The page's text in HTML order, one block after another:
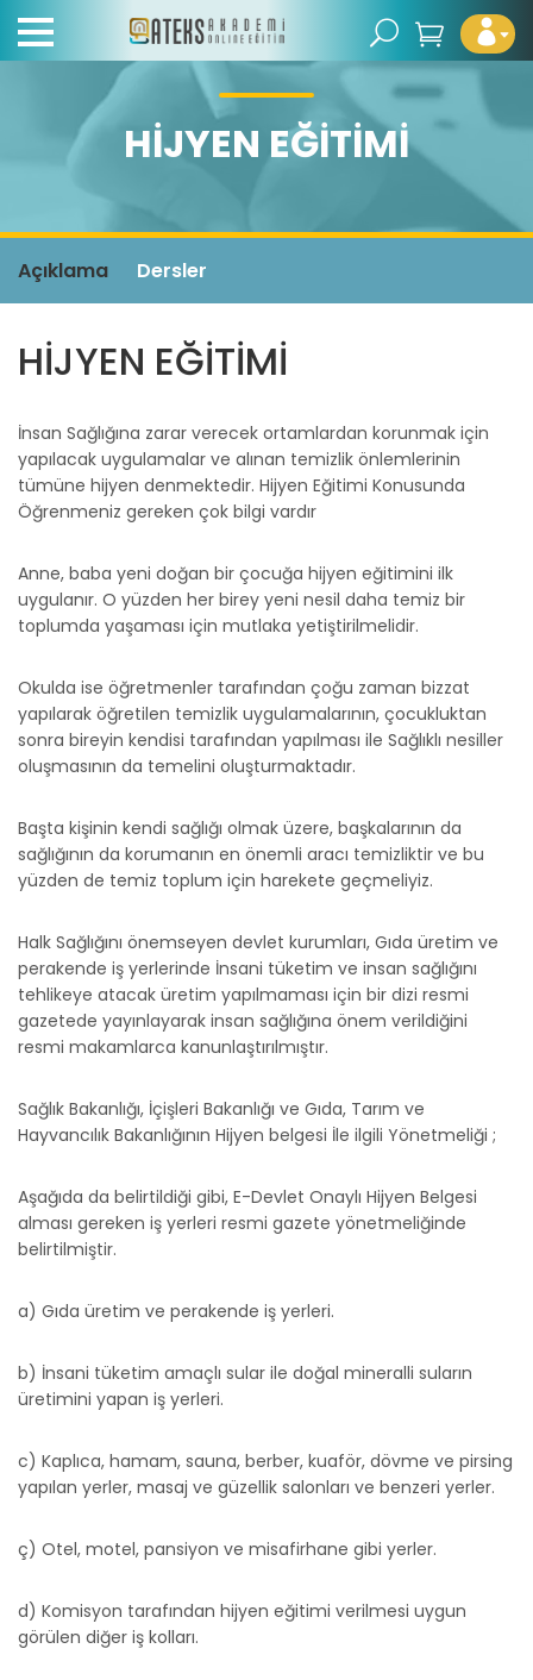
HİJYEN EĞİTİMİ
Açıklama Dersler
HİJYEN EĞİTİMİ
İnsan Sağlığına zarar verecek ortamlardan korunmak için
yapılacak uygulamalar ve alınan temizlik önlemlerinin
tümüne hijyen denmektedir. Hijyen Eğitimi Konusunda
Öğrenmeniz gereken çok bilgi vardır
Anne, baba yeni doğan bir çocuğa hijyen eğitimini ilk
uygulanır. O yüzden her birey yeni nesil daha temiz bir
toplumda yaşaması için mutlaka yetiştirilmelidir.
Okulda ise öğretmenler tarafından çoğu zaman bizzat
yapılarak öğretilen temizlik uygulamalarının, çocukluktan
sonra bireyin kendisi tarafından yapılması ile Sağlıklı nesiller
oluşmasının da temelini oluşturmaktadır.
Başta kişinin kendi sağlığı olmak üzere, başkalarının da
sağlığının da korumanın en önemli aracı temizliktir ve bu
yüzden de temiz toplum için harekete geçmeliyiz.
Halk Sağlığını önemseyen devlet kurumları, Gıda üretim ve
perakende iş yerlerinde İnsani tüketim ve insan sağlığını
tehlikeye atacak üretim yapılmaması için bir dizi resmi
gazetede yayınlayarak insan sağlığına önem verildiğini
resmi makamlarca kanunlaştırılmıştır.
Sağlık Bakanlığı, İçişleri Bakanlığı ve Gıda, Tarım ve
Hayvancılık Bakanlığının Hijyen belgesi İle ilgili Yönetmeliği ;
Aşağıda da belirtildiği gibi, E-Devlet Onaylı Hijyen Belgesi
alması gereken iş yerleri resmi gazete yönetmeliğinde
belirtilmiştir.
a) Gıda üretim ve perakende iş yerleri.
b) İnsani tüketim amaçlı sular ile doğal mineralli suların
üretimini yapan iş yerleri.
c) Kaplıca, hamam, sauna, berber, kuaför, dövme ve pirsing
yapılan yerler, masaj ve güzellik salonları ve benzeri yerler.
ç) Otel, motel, pansiyon ve misafirhane gibi yerler.
d) Komisyon tarafından hijyen eğitimi verilmesi uygun
görülen diğer iş kolları.